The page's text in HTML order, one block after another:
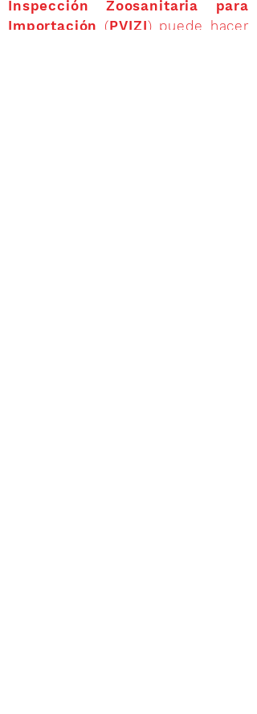
Inspección Zoosanitaria para
Importación (PVIZI) puede hacer